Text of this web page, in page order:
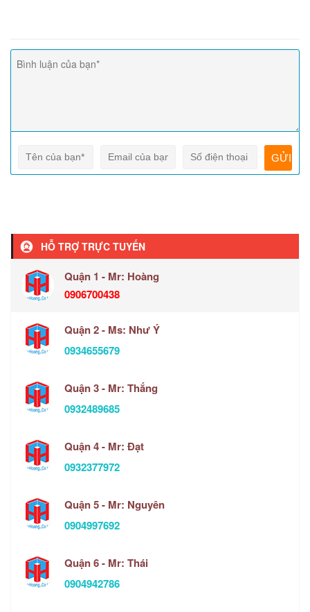
HỖ TRỢ TRỰC TUYẾN
Quận 1 - Mr: Hoàng
0906700438
Quận 2 - Ms: Như Ý
0934655679
Quận 3 - Mr: Thắng
0932489685
Quận 4 - Mr: Đạt
0932377972
Quận 5 - Mr: Nguyên
0904997692
Quận 6 - Mr: Thái
0904942786